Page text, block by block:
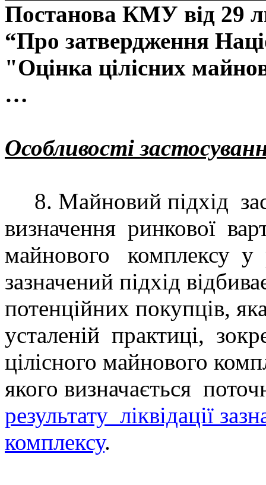
Постанова КМУ від 29
“Про затвердження
"Оцінка цілісних
…
Особливості
8. Майновий підхід
визначення ринкової
майнового
комплексу у
зазначений підхід
потенційних покупців,
усталеній практиці,
цілісного майнового
якого визначається
результату ліквідації
комплексу.